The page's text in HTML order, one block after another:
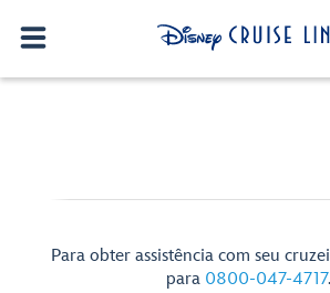
Para obter assistência com seu
para 0800-047-4717.